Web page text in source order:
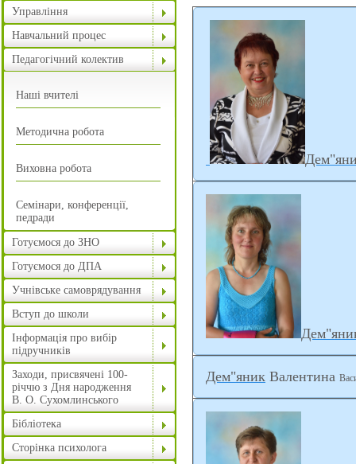
Управління
Навчальний процес
Педагогічний колектив
Наші вчителі
Методична робота
Виховна робота
Семінари, конференції,
педради
Готуємося до ЗНО
Готуємося до ДПА
Учнівське самоврядування
Вступ до школи
Інформація про вибір
підручників
Заходи, присвячені 100-
річчю з Дня народження
В. О. Сухомлинського
Бібліотека
Сторінка психолога
Дем"яник Валентина